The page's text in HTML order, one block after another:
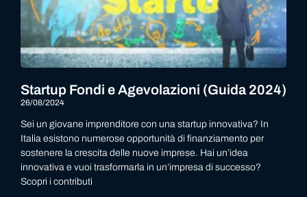
Startup Fondi e Agevolazioni (Guida 2024)
26/08/2024
Sei un giovane imprenditore con una startup innovativa? In
Italia esistono numerose opportunità di finanziamento per
sostenere la crescita delle nuove imprese. Hai un’idea
innovativa e vuoi trasformarla in un’impresa di successo?
Scopri i contributi